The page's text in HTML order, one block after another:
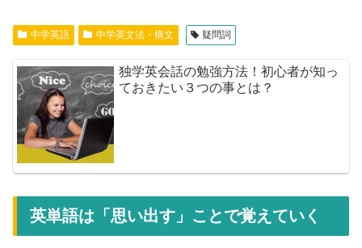
中学英語 中学英文法・構文 疑問詞
独学英会話の勉強方法！初心者が知っ
ておきたい３つの事とは？
英単語は「思い出す」ことで覚えていく